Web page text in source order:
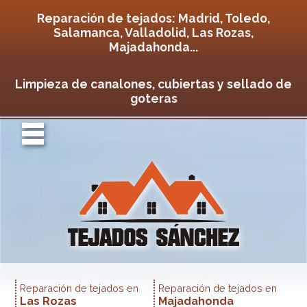
Reparación de tejados: Madrid, Toledo,
Salamanca, Valladolid, Las Rozas,
Majadahonda...
Limpieza de canalones, cubiertas y sellado de
goteras
Reparación de tejados en
Las Rozas
Reparación de tejados en
Majadahonda
U